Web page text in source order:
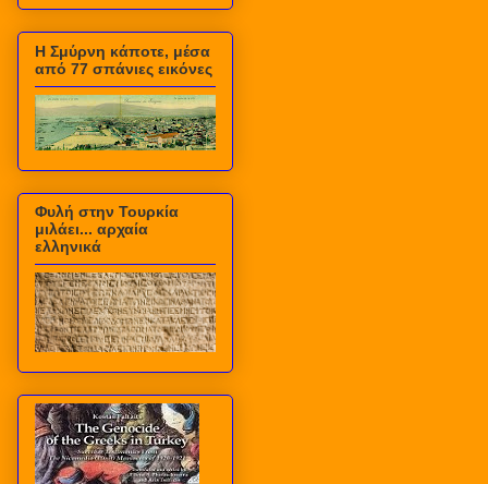
Η Σμύρνη κάποτε, μέσα
από 77 σπάνιες εικόνες
Φυλή στην Τουρκία
μιλάει... αρχαία
ελληνικά